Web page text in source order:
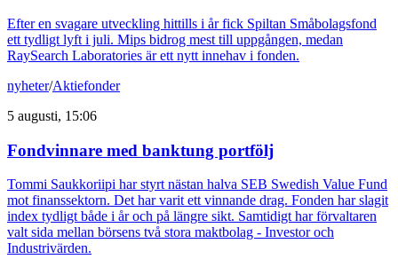
Efter en svagare utveckling hittills i år fick Spiltan Småbolagsfond
ett tydligt lyft i juli. Mips bidrog mest till uppgången, medan
RaySearch Laboratories är ett nytt innehav i fonden.
nyheter/Aktiefonder
5 augusti, 15:06
Fondvinnare med banktung portfölj
Tommi Saukkoriipi har styrt nästan halva SEB Swedish Value Fund
mot finanssektorn. Det har varit ett vinnande drag. Fonden har slagit
index tydligt både i år och på längre sikt. Samtidigt har förvaltaren
valt sida mellan börsens två stora maktbolag - Investor och
Industrivärden.